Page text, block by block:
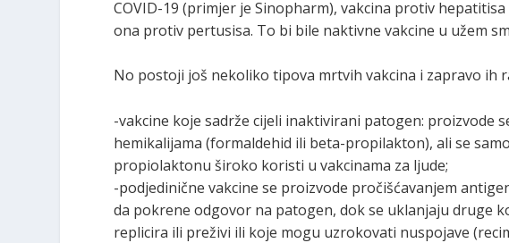
COVID-19 (primjer je Sinopharm), vakcina protiv
ona protiv pertusisa. To bi bile naktivne vakcine u užem
No postoji još nekoliko tipova mrtvih vakcina i zapravo ih
-vakcine koje sadrže cijeli inaktivirani patogen: proizvode
hemikalijama (formaldehid ili beta-propilakton), ali se
propiolaktonu široko koristi u vakcinama za ljude;
-podjedinične vakcine se proizvode pročišćavanjem
da pokrene odgovor na patogen, dok se uklanjaju druge
replicira ili preživi ili koje mogu uzrokovati nuspojave